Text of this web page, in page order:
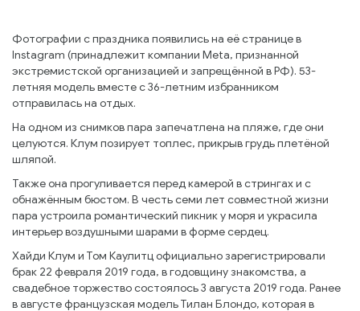
Фотографии с праздника появились на её странице в
Instagram (принадлежит компании Meta, признанной
экстремистской организацией и запрещённой в РФ). 53-
летняя модель вместе с 36-летним избранником
отправилась на отдых.
На одном из снимков пара запечатлена на пляже, где они
целуются. Клум позирует топлес, прикрыв грудь плетёной
шляпой.
Также она прогуливается перед камерой в стрингах и с
обнажённым бюстом. В честь семи лет совместной жизни
пара устроила романтический пикник у моря и украсила
интерьер воздушными шарами в форме сердец.
Хайди Клум и Том Каулитц официально зарегистрировали
брак 22 февраля 2019 года, в годовщину знакомства, а
свадебное торжество состоялось 3 августа 2019 года. Ранее
в августе французская модель Тилан Блондо, которая в